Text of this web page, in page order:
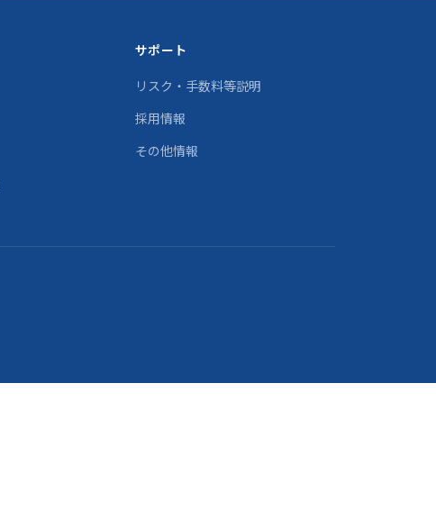
サポート
リスク・手数料等説明
採用情報
その他情報